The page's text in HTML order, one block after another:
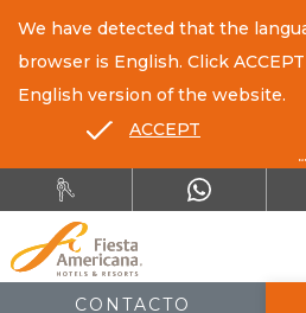
CONTACTO
We have detected that the
browser is English. Click
English version of the website.
ACCEPT